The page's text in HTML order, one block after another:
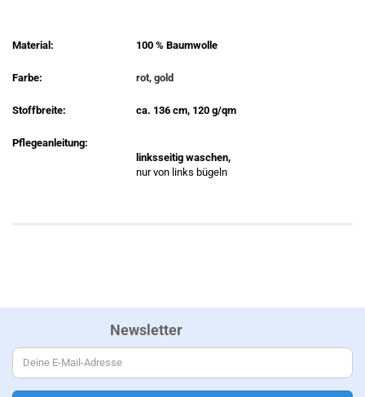
Material: 100 % Baumwolle
Farbe: rot, gold
Stoffbreite: ca. 136 cm, 120 g/qm
Pflegeanleitung:
linksseitig waschen,
nur von links bügeln
Newsletter